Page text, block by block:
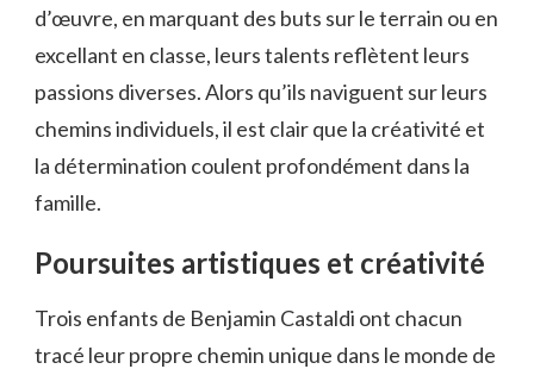
d’œuvre, en marquant des buts sur le terrain ou en
excellant en classe, leurs talents reflètent leurs
passions diverses. Alors qu’ils naviguent sur leurs
chemins individuels, il est clair que la créativité et
la détermination coulent profondément dans la
famille.
Poursuites artistiques et créativité
Trois enfants de Benjamin Castaldi ont chacun
tracé leur propre chemin unique dans le monde de